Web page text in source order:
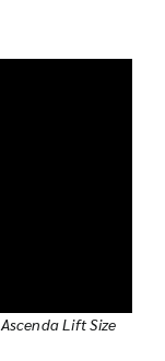
Ascenda Lift Size